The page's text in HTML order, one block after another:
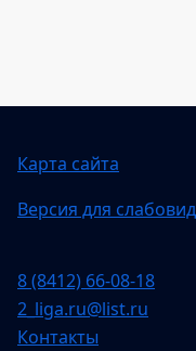
Карта сайта
Версия для
8 (8412) 66-08-18
2_liga.ru@list.ru
Контакты